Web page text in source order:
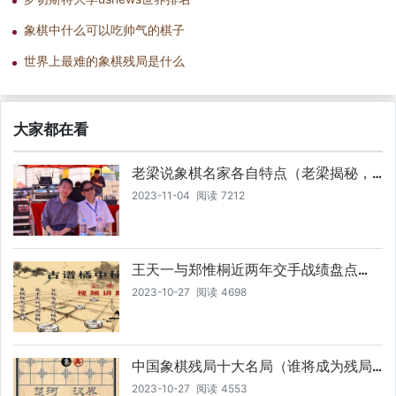
象棋中什么可以吃帅气的棋子
世界上最难的象棋残局是什么
大家都在看
老梁说象棋名家各自特点（老梁揭秘，
象棋名家们独特的棋艺风格，你了解多
2023-11-04 阅读 7212
王天一与郑惟桐近两年交手战绩盘点
（近两年交手战绩盘点，王天一与郑惟
桐，谁更胜一筹）
2023-10-27 阅读 4698
中国象棋残局十大名局（谁将成为残局
中的绝世高手）
2023-10-27 阅读 4553